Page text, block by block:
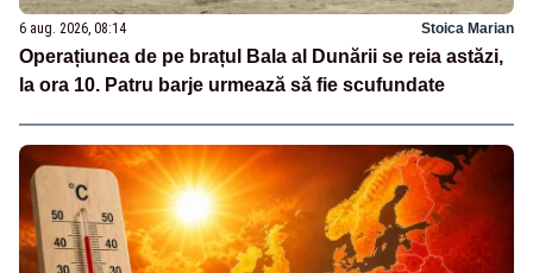
6 aug. 2026, 08:14 Stoica Marian
Operațiunea de pe brațul Bala al Dunării se reia astăzi,
la ora 10. Patru barje urmează să fie scufundate